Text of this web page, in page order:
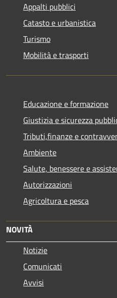
Appalti pubblici
Catasto e urbanistica
Turismo
Mobilità e trasporti
Educazione e formazione
Giustizia e sicurezza
Tributi,finanze e
Ambiente
Salute, benessere e
Autorizzazioni
Agricoltura e pesca
NOVITÀ
Notizie
Comunicati
Avvisi